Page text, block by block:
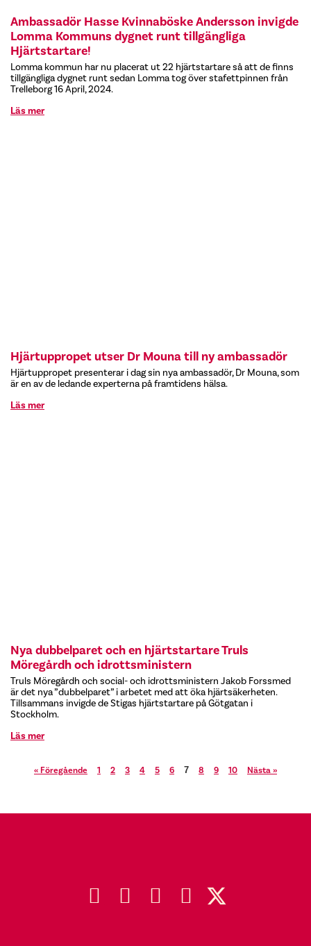
Ambassadör Hasse Kvinnaböske Andersson invigde
Lomma Kommuns dygnet runt tillgängliga
Hjärtstartare!
Lomma kommun har nu placerat ut 22 hjärtstartare så att de finns
tillgängliga dygnet runt sedan Lomma tog över stafettpinnen från
Trelleborg 16 April, 2024.
Läs mer
Hjärtuppropet utser Dr Mouna till ny ambassadör
Hjärtuppropet presenterar i dag sin nya ambassadör, Dr Mouna, som
är en av de ledande experterna på framtidens hälsa.
Läs mer
Nya dubbelparet och en hjärtstartare Truls
Möregårdh och idrottsministern
Truls Möregårdh och social- och idrottsministern Jakob Forssmed
är det nya ”dubbelparet” i arbetet med att öka hjärtsäkerheten.
Tillsammans invigde de Stigas hjärtstartare på Götgatan i
Stockholm.
Läs mer
« Föregående 1 2 3 4 5 6 7 8 9 10 Nästa »